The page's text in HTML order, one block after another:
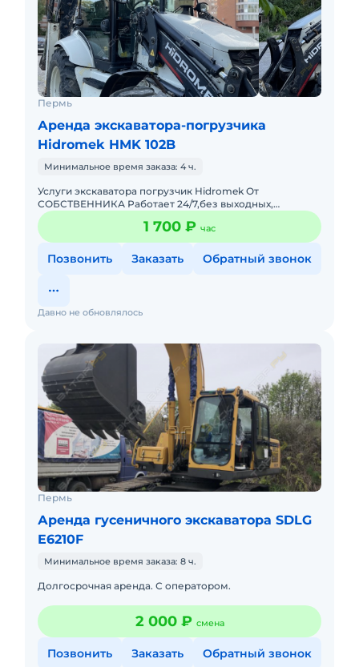
Пермь
Аренда экскаватора-погрузчика
Hidromek HMK 102B
Минимальное время заказа: 4 ч.
Услуги экскаватора погрузчик Hidromek От
СОБСТВЕННИКА Работает 24/7,без выходных,
работаем как с частными лицами,так и с
организациями, в Перми и Пермском к
1 700 ₽ час
Позвонить Заказать Обратный звонок
Давно не обновлялось
Пермь
Аренда гусеничного экскаватора SDLG
E6210F
Минимальное время заказа: 8 ч.
Долгосрочная аренда. С оператором.
2 000 ₽ смена
Позвонить Заказать Обратный звонок